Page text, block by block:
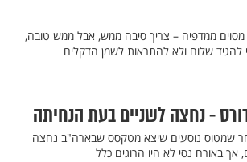
ממדפיה – צריך סיבה ממש, אבל ממש טובה,
שלום ולא להתראות לשמן הדקלים
- נחצה לשניים בעת הנחיתה
שמטוס נוסעים שיצא מטקסס שבארה"ב נחצה
באורח נסי לא היו הרוגים כלל